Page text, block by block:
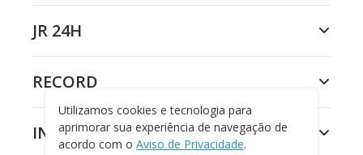
JR 24H
RECORD
INSTITUCIONAL
Utilizamos cookies e tecnologia para
aprimorar sua experiência de navegação de
acordo com o Aviso de Privacidade.